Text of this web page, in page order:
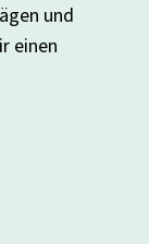
und
einen